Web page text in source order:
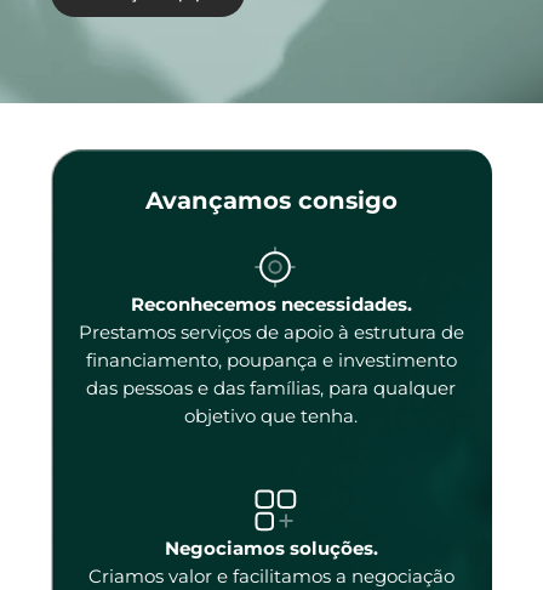
Avançamos consigo
Reconhecemos necessidades.
Prestamos serviços de apoio à estrutura de
financiamento, poupança e investimento
das pessoas e das famílias, para qualquer
objetivo que tenha.
Negociamos soluções.
Criamos valor e facilitamos a negociação